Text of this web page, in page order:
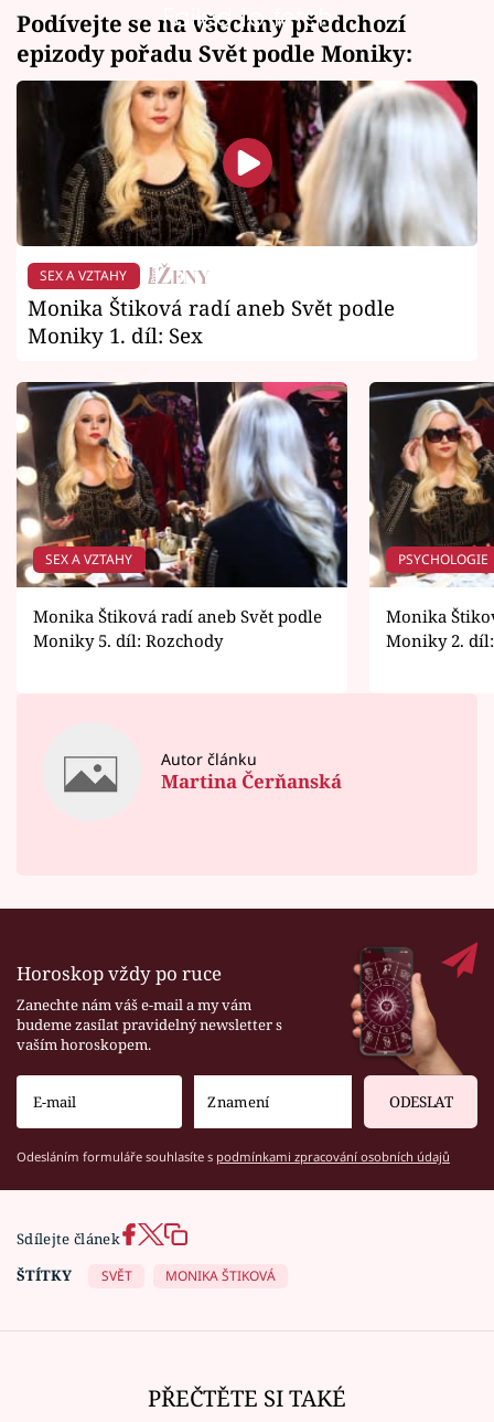
Failed to fetch
Podívejte se na všechny předchozí
epizody pořadu Svět podle Moniky:
SEX A VZTAHY
Monika Štiková radí aneb Svět podle
Moniky 1. díl: Sex
SEX A VZTAHY
Monika Štiková radí aneb Svět podle
Moniky 5. díl: Rozchody
PSYCHOLOGIE
Monika
Moniky 2.
Autor článku
Martina Čerňanská
Horoskop vždy po ruce
Zanechte nám váš e-mail a my vám
budeme zasílat pravidelný newsletter s
vaším horoskopem.
ODESLAT
Odesláním formuláře souhlasíte s podmínkami zpracování osobních údajů
Sdílejte článek
ŠTÍTKY
SVĚT MONIKA ŠTIKOVÁ
PŘEČTĚTE SI TAKÉ